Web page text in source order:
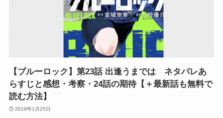
【ブルーロック】第23話 出逢うまでは ネタバレあ
らすじと感想・考察・24話の期待【＋最新話も無料で
読む方法】
2019年1月25日